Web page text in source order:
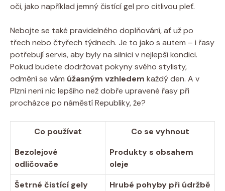
oči, jako například jemný čistící gel pro citlivou pleť.
Nebojte se také pravidelného doplňování, ať už po
třech nebo čtyřech týdnech. Je to jako s autem – i řasy
potřebují servis, aby byly na silnici v nejlepší kondici.
Pokud budete dodržovat pokyny svého stylisty,
odmění se vám úžasným vzhledem každý den. A v
Plzni není nic lepšího než dobře upravené řasy při
procházce po náměstí Republiky, že?
Co používat
Co se vyhnout
Bezolejové
odličovače
Produkty s obsahem
oleje
Šetrné čistící gely
Hrubé pohyby při údržbě